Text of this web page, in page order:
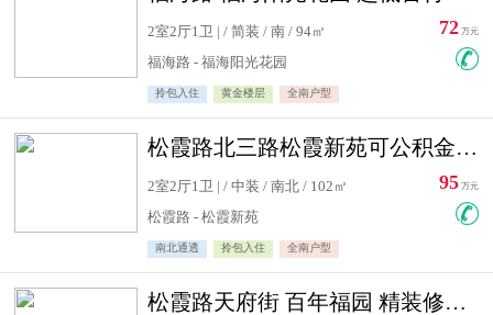
2室2厅1卫 | / 简装 / 南 / 94㎡
福海路 - 福海阳光花园
拎包入住 黄金楼层 全南户型
72 万元
松霞路北三路松霞新苑可公积金贷款北小区南北通透住宅急售
2室2厅1卫 | / 中装 / 南北 / 102㎡
松霞路 - 松霞新苑
南北通透 拎包入住 全南户型
95 万元
松霞路天府街 百年福园 精装修住宅急售